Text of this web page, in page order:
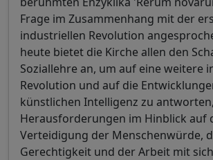
Frage im Zusammenhang mit der
industriellen Revolution
heute bietet die Kirche allen den
Soziallehre an, um auf eine weitere
Revolution und auf die
künstlichen Intelligenz zu
Herausforderungen im Hinblick auf
Verteidigung der Menschenwürde,
Gerechtigkeit und der Arbeit mit